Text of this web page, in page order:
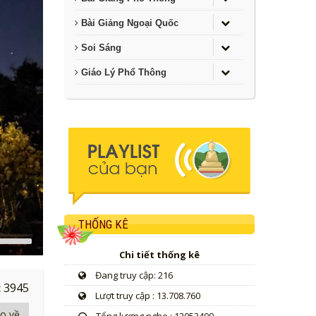
Down
3945
Bài Giảng Ngoại Quốc
Soi Sáng
Giáo Lý Phổ Thông
THỐNG KÊ
Chi tiết thống kê
Đang truy cập: 216
Lượt truy cập : 13.708.760